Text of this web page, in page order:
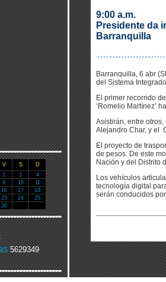
V S
D
2 3
4
9 10
11
16 17
18
23 24
25
30
5629349
9:00 a.m.
Presidente da
Barranquilla
Barranquilla, 6 abr
del Sistema
El primer recorrido
‘Romelio Martínez’
Asistirán, entre
Alejandro Char, y el
El proyecto de
de pesos. De este
Nación y del Distrito
Los vehículos
tecnología digital
serán conducidos